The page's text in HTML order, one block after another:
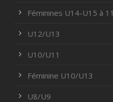
Féminines U14-U15 à 11
U12/U13
U10/U11
Féminine U10/U13
U8/U9